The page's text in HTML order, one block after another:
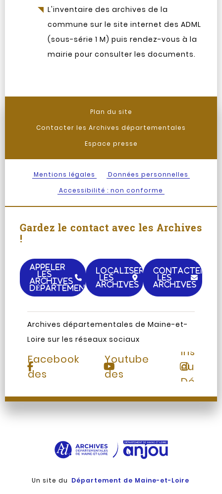
L'inventaire des archives de la
commune sur le site internet des ADML
(sous-série 1 M) puis rendez-vous à la
mairie pour consulter les documents.
Plan du site
Contacter les Archives départementales
Espace presse
Mentions légales
Données personnelles
Accessibilité : non conforme
Gardez le contact avec les Archives
!
APPELER
LES
ARCHIVES
DÉPARTEMENTALES
LOCALISER
LES
ARCHIVES
CONTACTER
LES
ARCHIVES
Archives départementales de Maine-et-
Loire sur les réseaux sociaux
Page
Facebook
des
Chaine
Youtube
des
du
Un site du Département de Maine-et-Loire